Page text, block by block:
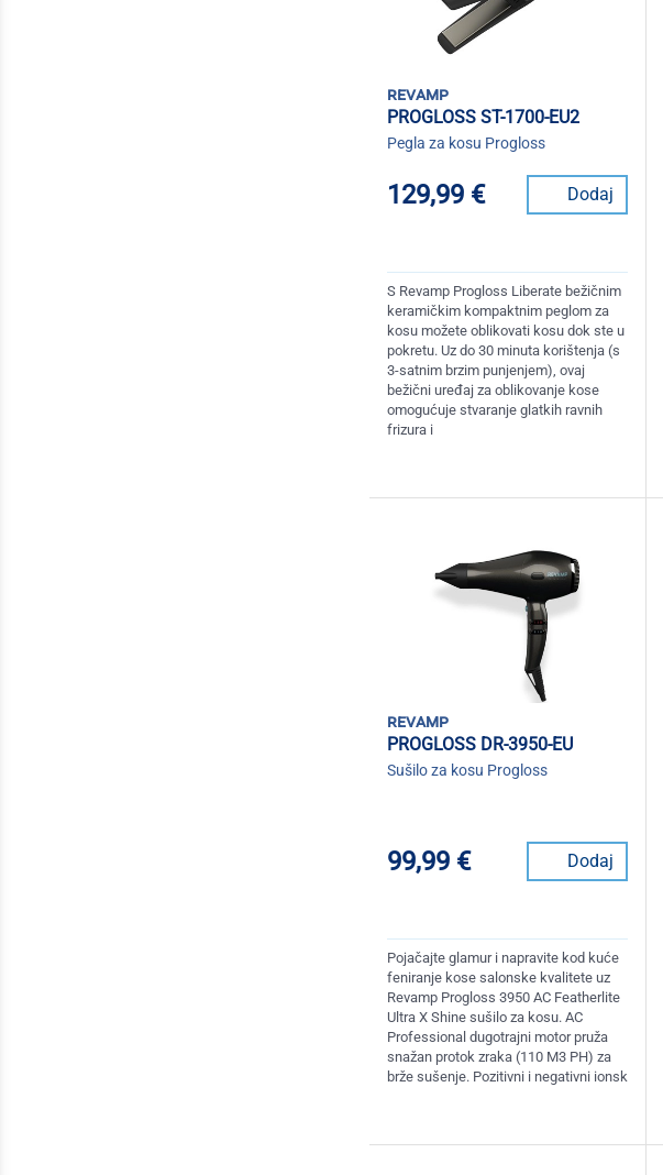
revamp
PROGLOSS ST-1700-EU2
Pegla za kosu Progloss
129,99 € Dodaj
S Revamp Progloss Liberate bežičnim
keramičkim kompaktnim peglom za
kosu možete oblikovati kosu dok ste u
pokretu. Uz do 30 minuta korištenja (s
3-satnim brzim punjenjem), ovaj
bežični uređaj za oblikovanje kose
omogućuje stvaranje glatkih ravnih
frizura i
revamp
PROGLOSS DR-3950-EU
Sušilo za kosu Progloss
99,99 € Dodaj
Pojačajte glamur i napravite kod kuće
feniranje kose salonske kvalitete uz
Revamp Progloss 3950 AC Featherlite
Ultra X Shine sušilo za kosu. AC
Professional dugotrajni motor pruža
snažan protok zraka (110 M3 PH) za
brže sušenje. Pozitivni i negativni ionsk